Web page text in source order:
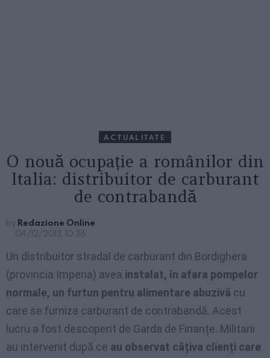
ACTUALITATE
O nouă ocupație a românilor din
Italia: distribuitor de carburant
de contrabandă
by Redazione Online
04/12/2013, 10:36
Un distribuitor stradal de carburant din Bordighera
(provincia Imperia) avea instalat, în afara pompelor
normale, un furtun pentru alimentare abuzivă cu
care se furniza carburant de contrabandă. Acest
lucru a fost descoperit de Garda de Finanțe. Militarii
au intervenit după ce au observat câțiva clienți care